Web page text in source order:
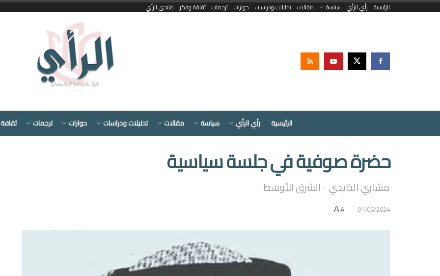
الرئيسية رأي الرأي سياسة مقالات تحليلات ودراسات حوارات ترجمات ثقافة وفكر منتدى الرأي
الرئيسية رأي الرأي سياسة مقالات تحليلات ودراسات حوارات ترجمات
حضرة صوفية في جلسة سياسية
مشاري الذايدي - الشرق الأوسط
01/06/2024
A
A